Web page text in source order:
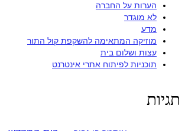
הערות על החברה
לא מוגדר
מדע
מוזיקה המתאימה להשקפת קול התור
עצות ושלום בית
תוכניות לפיתוח אתרי אינטרנט
תגיות